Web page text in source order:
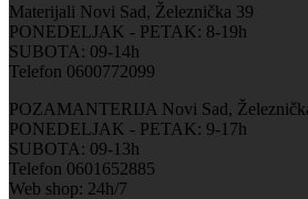
Materijali Novi Sad, Železnička 39
PONEDELJAK - PETAK: 8-19h
SUBOTA: 09-14h
Telefon 0600772099
POZAMANTERIJA Novi Sad,
PONEDELJAK - PETAK: 9-17h
SUBOTA: 09-13h
Telefon 0601652885
Web shop: 24h/7